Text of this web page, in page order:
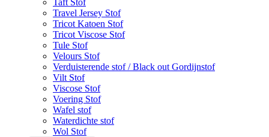
Travel Jersey Stof
Tricot Katoen Stof
Tricot Viscose Stof
Tule Stof
Velours Stof
Verduisterende stof / Black out Gordijnstof
Vilt Stof
Viscose Stof
Voering Stof
Wafel stof
Waterdichte stof
Wol Stof